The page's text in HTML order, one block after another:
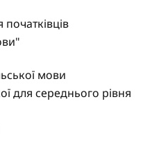
мови
для середнього рівня